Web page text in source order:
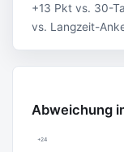
+13 Pkt vs. 30-
vs. Langzeit-
Abweichung
+24